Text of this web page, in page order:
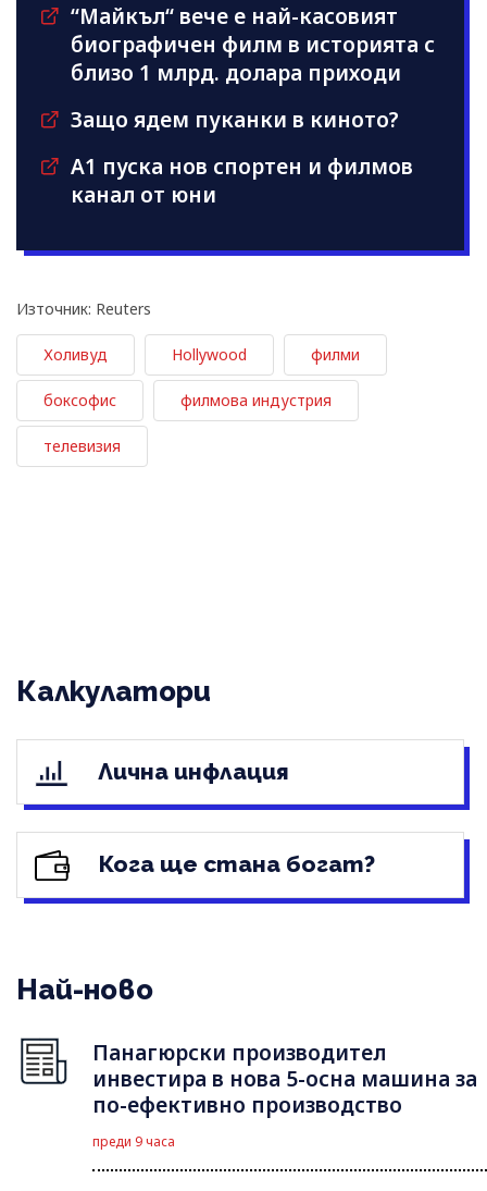
“Майкъл“ вече е най-касовият
биографичен филм в историята с
близо 1 млрд. долара приходи
Защо ядем пуканки в киното?
А1 пуска нов спортен и филмов
канал от юни
Източник: Reuters
Холивуд Hollywood филми
боксофис филмова индустрия
телевизия
Калкулатори
Лична инфлация
Кога ще стана богат?
Най-ново
Панагюрски производител
инвестира в нова 5-осна машина за
по-ефективно производство
преди 9 часа